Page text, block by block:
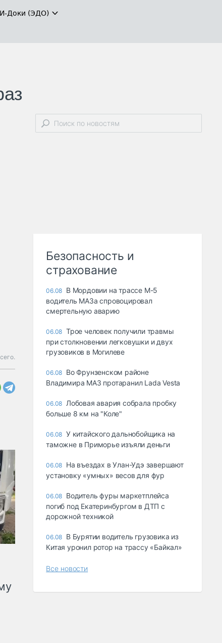
Доки (ЭДО)
Безопасность и
страхование
06.08 В Мордовии на трассе М-5
водитель МАЗа спровоцировал
смертельную аварию
06.08 Трое человек получили травмы
при столкновении легковушки и двух
грузовиков в Могилеве
06.08 Во Фрунзенском районе
Владимира МАЗ протаранил Lada Vesta
06.08 Лобовая авария собрала пробку
больше 8 км на "Коле"
06.08 У китайского дальнобойщика на
таможне в Приморье изъяли деньги
06.08 Ha въeздax в Улaн-Удэ зaвepшaют
ycтaнoвкy «yмныx» вecoв для фyp
06.08 Водитель фуры маркетплейса
погиб под Екатеринбургом в ДТП с
дорожной техникой
06.08 В Бурятии водитель грузовика из
Китая уронил ротор на трассу «Байкал»
Все новости